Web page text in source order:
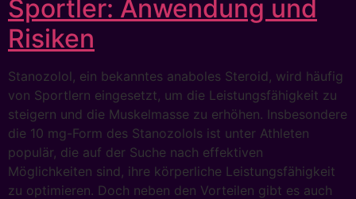
Sportler: Anwendung und
Risiken
Stanozolol, ein bekanntes anaboles Steroid, wird häufig
von Sportlern eingesetzt, um die Leistungsfähigkeit zu
steigern und die Muskelmasse zu erhöhen. Insbesondere
die 10 mg-Form des Stanozolols ist unter Athleten
populär, die auf der Suche nach effektiven
Möglichkeiten sind, ihre körperliche Leistungsfähigkeit
zu optimieren. Doch neben den Vorteilen gibt es auch